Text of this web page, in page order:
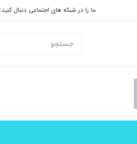
ما را در شبکه های اجتماعی دنبال کنید: